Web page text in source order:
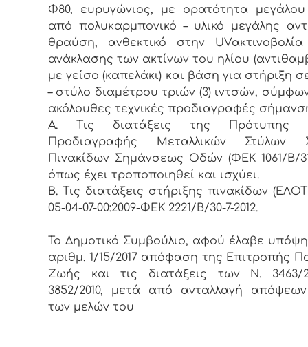
Φ80, ευρυγώνιος, με ορατότητα
από πολυκαρμπονικό – υλικό μεγάλης
θραύση, ανθεκτικό στην
ανάκλασης των ακτίνων του ηλίου
με γείσο (καπελάκι) και βάση για στήριξη
– στύλο διαμέτρου τριών (3) ιντσών,
ακόλουθες τεχνικές προδιαγραφές
Α. Τις διατάξεις της Πρότυπης
Προδιαγραφής Μεταλλικών Στύλων
Πινακίδων Σημάνσεως Οδών (ΦΕΚ 1061/Β/31-
όπως έχει τροποποιηθεί και ισχύει.
Β. Τις διατάξεις στήριξης πινακίδων
05-04-07-00:2009-ΦΕΚ 2221/Β/30-7-2012.
Το Δημοτικό Συμβούλιο, αφού έλαβε
αριθμ. 1/15/2017 απόφαση της Επιτροπής
Ζωής και τις διατάξεις των Ν. 3463/
3852/2010, μετά από ανταλλαγή
των μελών του